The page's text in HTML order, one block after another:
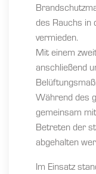
des Rauchs in
vermieden.
Mit einem
anschließend
Während des
gemeinsam
Betreten der
abgehalten
Im Einsatz